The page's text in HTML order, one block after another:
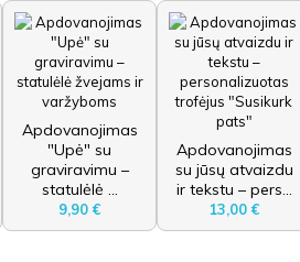
Apdovanojimas
"Upė" su
graviravimu –
statulėlė ...
9,90 €
Apdovanojimas
su jūsų atvaizdu
ir tekstu – pers...
13,00 €